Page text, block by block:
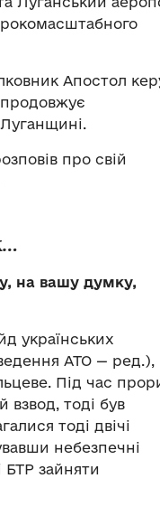
Апостол
продовжує
Луганщині.
про свій
на вашу думку,
українських
АТО — ред.),
Під час
взвод, тоді був
тоді двічі
небезпечні
БТР зайняти